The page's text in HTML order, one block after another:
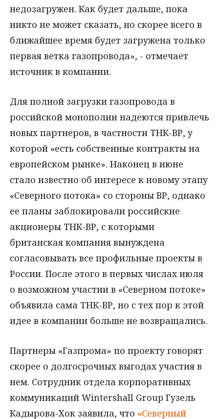
недозагружен. Как будет дальше, пока
никто не может сказать, но скорее всего в
ближайшее время будет загружена только
первая ветка газопровода», - отмечает
источник в компании.
Для полной загрузки газопровода в
российской монополии надеются привлечь
новых партнеров, в частности ТНК-ВР, у
которой «есть собственные контракты на
европейском рынке». Наконец в июне
стало известно об интересе к новому этапу
«Северного потока» со стороны ВР, однако
ее планы заблокировали российские
акционеры ТНК-ВР, с которыми
британская компания вынуждена
согласовывать все профильные проекты в
России. После этого в первых числах июля
о возможном участии в «Северном потоке»
объявила сама ТНК-ВР, но с тех пор к этой
идее в компании больше не возвращались.
Партнеры «Газпрома» по проекту говорят
скорее о долгосрочных выгодах участия в
нем. Сотрудник отдела корпоративных
коммуникаций Wintershall Group Гузель
Кадырова-Хок заявила, что «Северный